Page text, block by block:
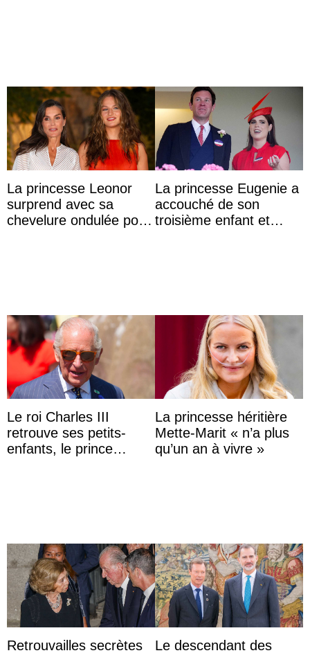
La princesse Leonor
surprend avec sa
chevelure ondulée pour
La princesse Eugenie a
accouché de son
troisième enfant et
Le roi Charles III
retrouve ses petits-
enfants, le prince
La princesse héritière
Mette-Marit « n’a plus
qu’un an à vivre »
Retrouvailles secrètes Le descendant des